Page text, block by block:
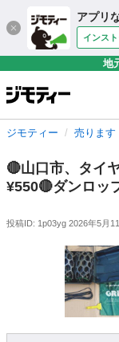
アプリ
インス
地
ジモティー 売ります
🔴山口市、タイ
¥550🔴ダンロッ
投稿ID: 1p03yg 2026年5月